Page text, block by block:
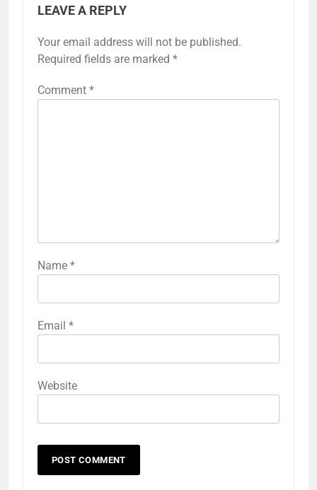
LEAVE A REPLY
Your email address will not be published.
Required fields are marked *
Comment *
Name *
Email *
Website